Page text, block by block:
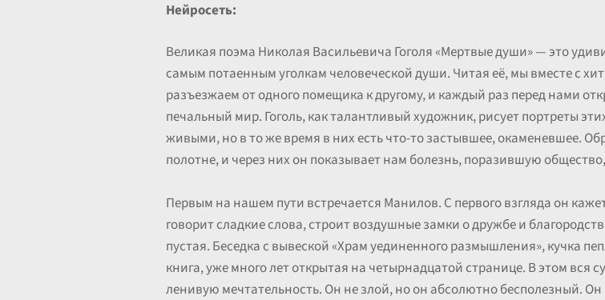
Нейросеть:
Великая поэма Николая Васильевича Гоголя «Мертвые души» — это
самым потаенным уголкам человеческой души. Читая её, мы вместе с
разъезжаем от одного помещика к другому, и каждый раз перед нами
печальный мир. Гоголь, как талантливый художник, рисует портреты
живыми, но в то же время в них есть что-то застывшее, окаменевшее.
полотне, и через них он показывает нам болезнь, поразившую
Первым на нашем пути встречается Манилов. С первого взгляда он
говорит сладкие слова, строит воздушные замки о дружбе и
пустая. Беседка с вывеской «Храм уединенного размышления», кучка
книга, уже много лет открытая на четырнадцатой странице. В этом вся
ленивую мечтательность. Он не злой, но он абсолютно бесполезный.